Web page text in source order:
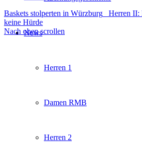
News
Herren 1
Damen RMB
Herren 2
Baskets stolperten in Würzburg
Herren II:
keine Hürde
Nach oben scrollen